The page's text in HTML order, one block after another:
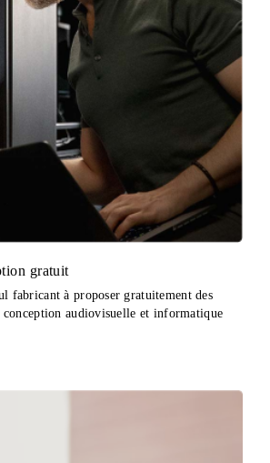
gratuit
fabricant à proposer gratuitement des
conception audiovisuelle et informatique